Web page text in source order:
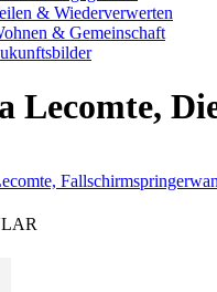
& Wiederverwerten
& Gemeinschaft
Lecomte,